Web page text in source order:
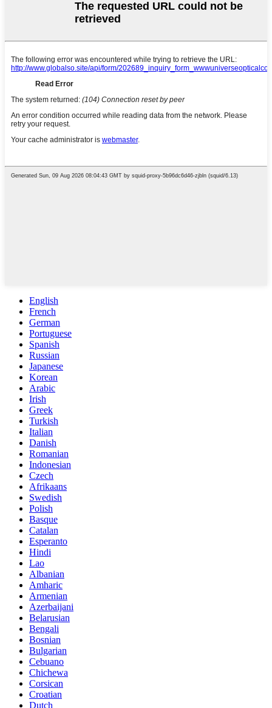
English
French
German
Portuguese
Spanish
Russian
Japanese
Korean
Arabic
Irish
Greek
Turkish
Italian
Danish
Romanian
Indonesian
Czech
Afrikaans
Swedish
Polish
Basque
Catalan
Esperanto
Hindi
Lao
Albanian
Amharic
Armenian
Azerbaijani
Belarusian
Bengali
Bosnian
Bulgarian
Cebuano
Chichewa
Corsican
Croatian
Dutch